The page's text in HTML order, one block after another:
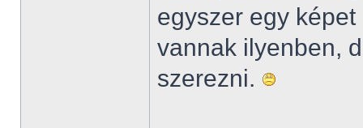
egyszer egy
vannak ilyenben,
szerezni.